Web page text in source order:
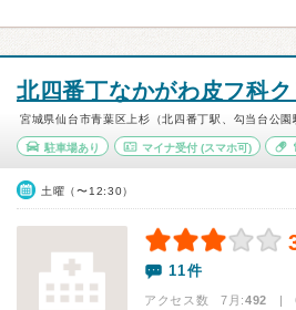
北四番丁なかがわ皮フ科
宮城県仙台市青葉区上杉（北四番丁駅、勾当台公園
駐車場あり マイナ受付(スマホ可)
土曜（〜12:30）
11件
アクセス数 7月:492 | 6